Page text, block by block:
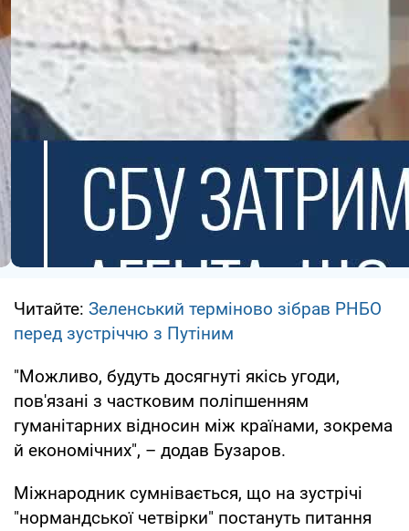
Читайте: Зеленський терміново зібрав РНБО
перед зустріччю з Путіним
"Можливо, будуть досягнуті якісь угоди,
пов'язані з частковим поліпшенням
гуманітарних відносин між країнами, зокрема
й економічних", – додав Бузаров.
Міжнародник сумнівається, що на зустрічі
"нормандської четвірки" постануть питання